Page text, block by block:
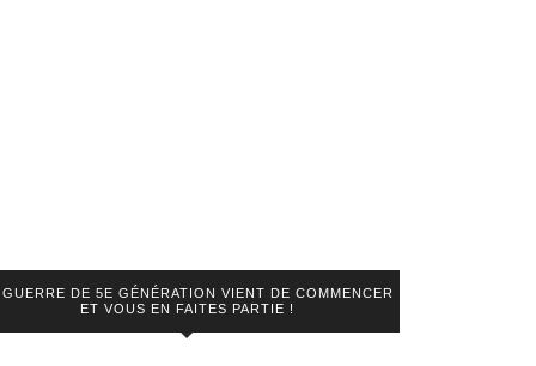
GUERRE DE 5E GÉNÉRATION VIENT DE COMMENCER
ET VOUS EN FAITES PARTIE !